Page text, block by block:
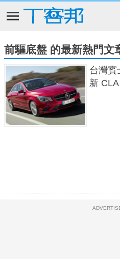
前驅底盤 的最新熱門文
台灣賓
新